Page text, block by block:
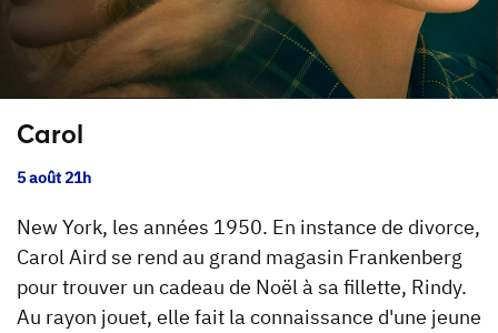
Carol
5 août 21h
New York, les années 1950. En instance de divorce,
Carol Aird se rend au grand magasin Frankenberg
pour trouver un cadeau de Noël à sa fillette, Rindy.
Au rayon jouet, elle fait la connaissance d'une jeune